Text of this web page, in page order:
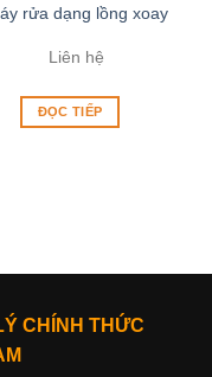
rửa dạng lồng xoay
Liên hệ
ĐỌC TIẾP
CHÍNH THỨC